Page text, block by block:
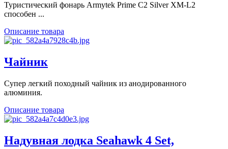
Туристический фонарь Armytek Prime C2 Silver XM-L2
способен ...
Описание товара
Чайник
Супер легкий походный чайник из анодированного
алюминия.
Описание товара
Надувная лодка Seahawk 4 Set,